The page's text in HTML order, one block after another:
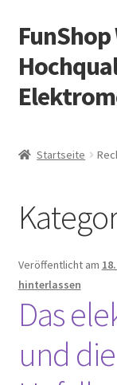
Zur
Navigation
springen
Zum
Inhalt
springen
FunShop
Vorsicht
Über FunShop
Impressum
Zum Onlineshop
Startseite
Veröffentlicht am
hinterlassen
Das
und